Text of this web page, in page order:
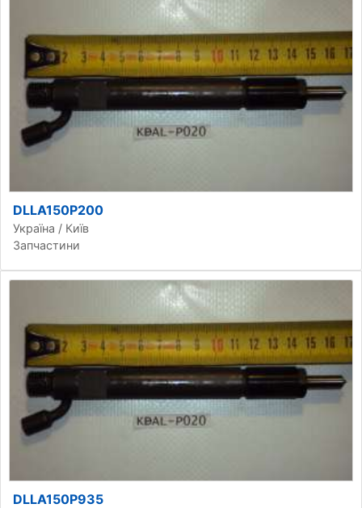
DLLA150P200
Україна / Київ
Запчастини
DLLA150P935